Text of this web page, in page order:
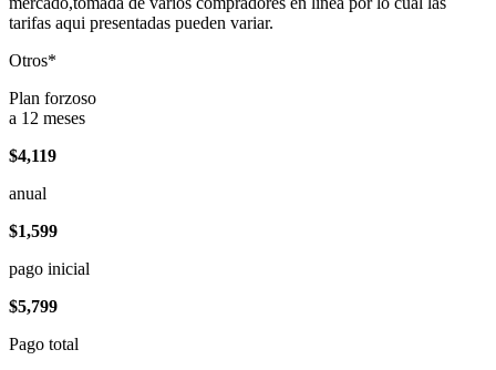
tarifas aqui presentadas pueden variar.
Otros*
Plan forzoso
a 12 meses
$4,119
anual
$1,599
pago inicial
$5,799
Pago total